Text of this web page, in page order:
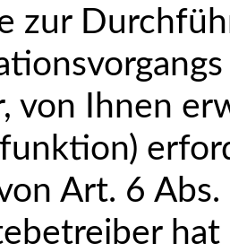
zur
von Ihnen
Art. 6